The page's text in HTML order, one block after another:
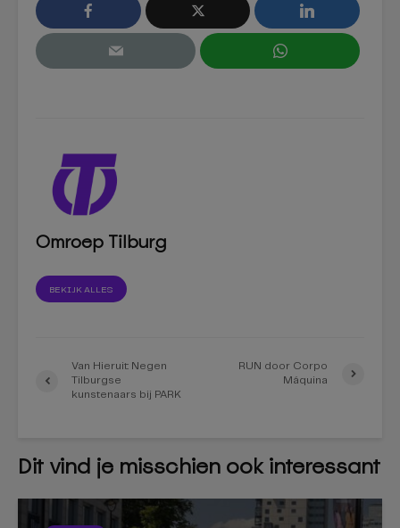
Omroep Tilburg
BEKIJK ALLES
Van Hieruit: Negen
Tilburgse
kunstenaars bij PARK
RUN door Corpo
Máquina
Dit vind je misschien ook interessant